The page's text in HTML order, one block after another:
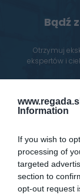
Information
If you wish to
processing of
targeted
section to
opt-out request
Bądź
Otrzymuj
ekspertów i
Zapisz się do
Wyrażam
ochrony